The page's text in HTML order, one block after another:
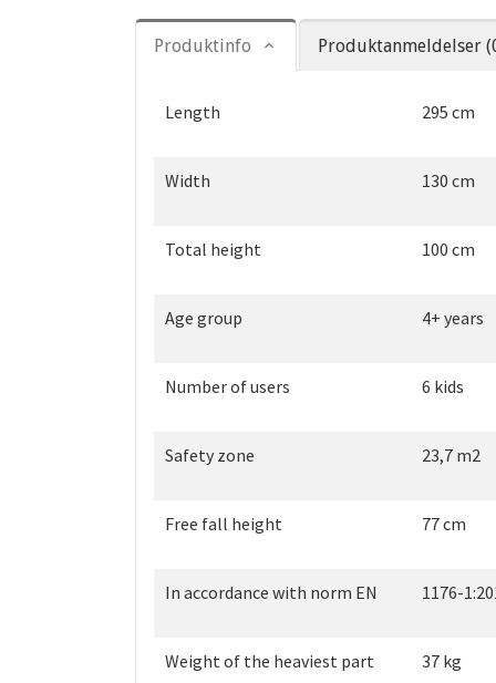
Produktinfo Produktanmeldelser
Length 295 cm
Width 130 cm
Total height 100 cm
Age group 4+ years
Number of users 6 kids
Safety zone 23,7 m2
Free fall height 77 cm
In accordance with norm EN 1176-
Weight of the heaviest part 37 kg